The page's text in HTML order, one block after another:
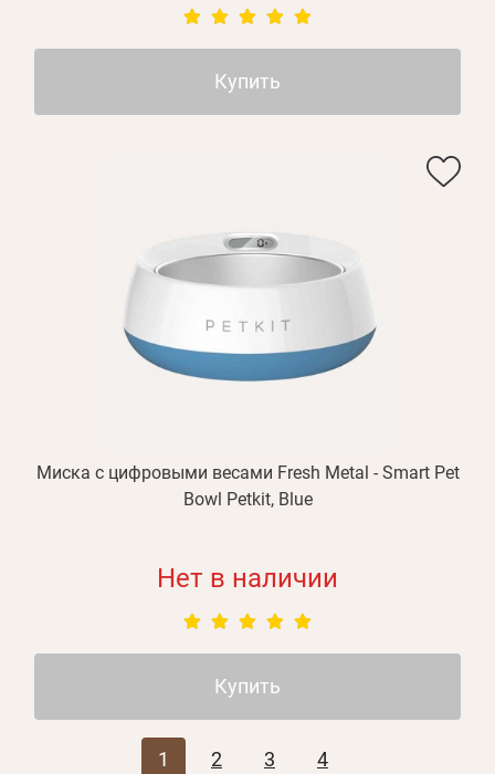
Купить
Миска с цифровыми весами Fresh Metal - Smart Pet
Bowl Petkit, Blue
Нет в наличии
Купить
1 2 3 4